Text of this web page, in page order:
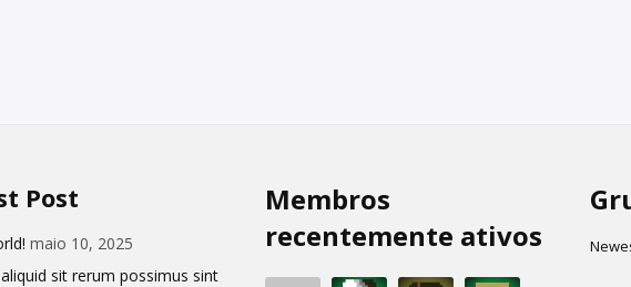
Post
maio 10, 2025
sit rerum possimus sint
Membros
recentemente ativos